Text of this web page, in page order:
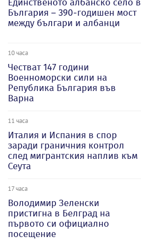
Единственото албанско село в
България – 390-годишен мост
между българи и албанци
10 часа
Честват 147 години
Военноморски сили на
Република България във
Варна
11 часа
Италия и Испания в спор
заради граничния контрол
след мигрантския наплив към
Сеута
17 часа
Володимир Зеленски
пристигна в Белград на
първото си официално
посещение